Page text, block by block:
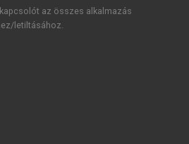
az összes alkalmazás
letiltásához.